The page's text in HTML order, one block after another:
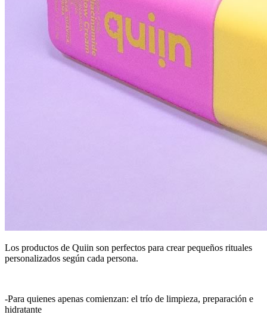
Los productos de Quiin son perfectos para crear pequeños rituales
personalizados según cada persona.
-Para quienes apenas comienzan: el trío de limpieza, preparación e
hidratante